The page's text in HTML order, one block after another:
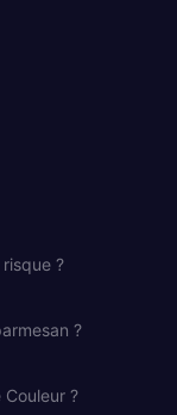
?
?
?